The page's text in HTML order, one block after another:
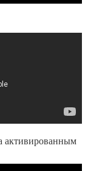
активированным